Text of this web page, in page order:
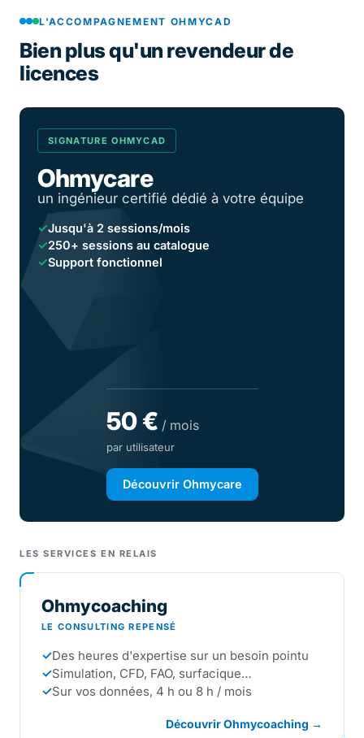
L'ACCOMPAGNEMENT OHMYCAD
Bien plus qu'un revendeur de
licences
SIGNATURE OHMYCAD
Ohmycare
un ingénieur certifié dédié à votre équipe
✓Jusqu'à 2 sessions/mois
✓250+ sessions au catalogue
✓Support fonctionnel
50 € / mois
par utilisateur
Découvrir Ohmycare
LES SERVICES EN RELAIS
Ohmycoaching
LE CONSULTING REPENSÉ
✓Des heures d'expertise sur un besoin pointu
✓Simulation, CFD, FAO, surfacique…
✓Sur vos données, 4 h ou 8 h / mois
Découvrir Ohmycoaching →